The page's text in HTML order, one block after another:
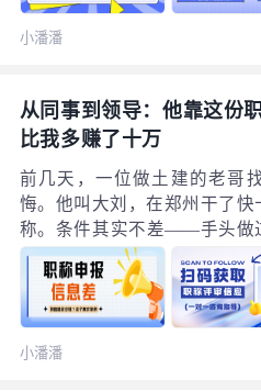
条：缺少社保证明、没有继续
要求……我盯着退回通知看了半
小潘潘
从同事到领导：他靠这份
比我多赚了十万
前几天，一位做土建的老哥
悔。他叫大刘，在郑州干了
称。条件其实不差——手头做
拿了市里的优质工程奖，论文
满了。用他的话说：“硬件够
去年评审还是被刷了下来。问
栽在一个他根本不知道的信息
整年大刘去年的经历是这样的
小潘潘